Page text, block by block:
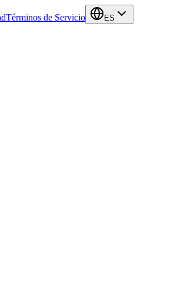
Términos de Servicio ES